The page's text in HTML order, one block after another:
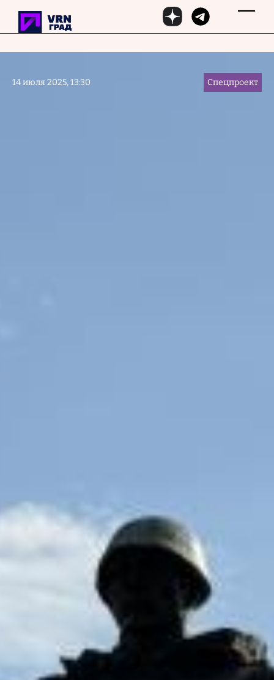
Перейти к основному содержанию
14 июля 2025, 13:30 Спецпроект